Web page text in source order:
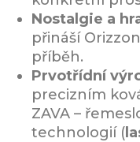
Nostalgie a
přináší
příběh.
Prvotřídní
precizním
ZAVA –
technologií (